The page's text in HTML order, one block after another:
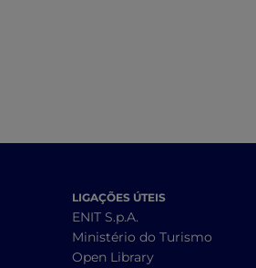
LIGAÇÕES ÚTEIS
ENIT S.p.A.
Ministério do Turismo
Open Library